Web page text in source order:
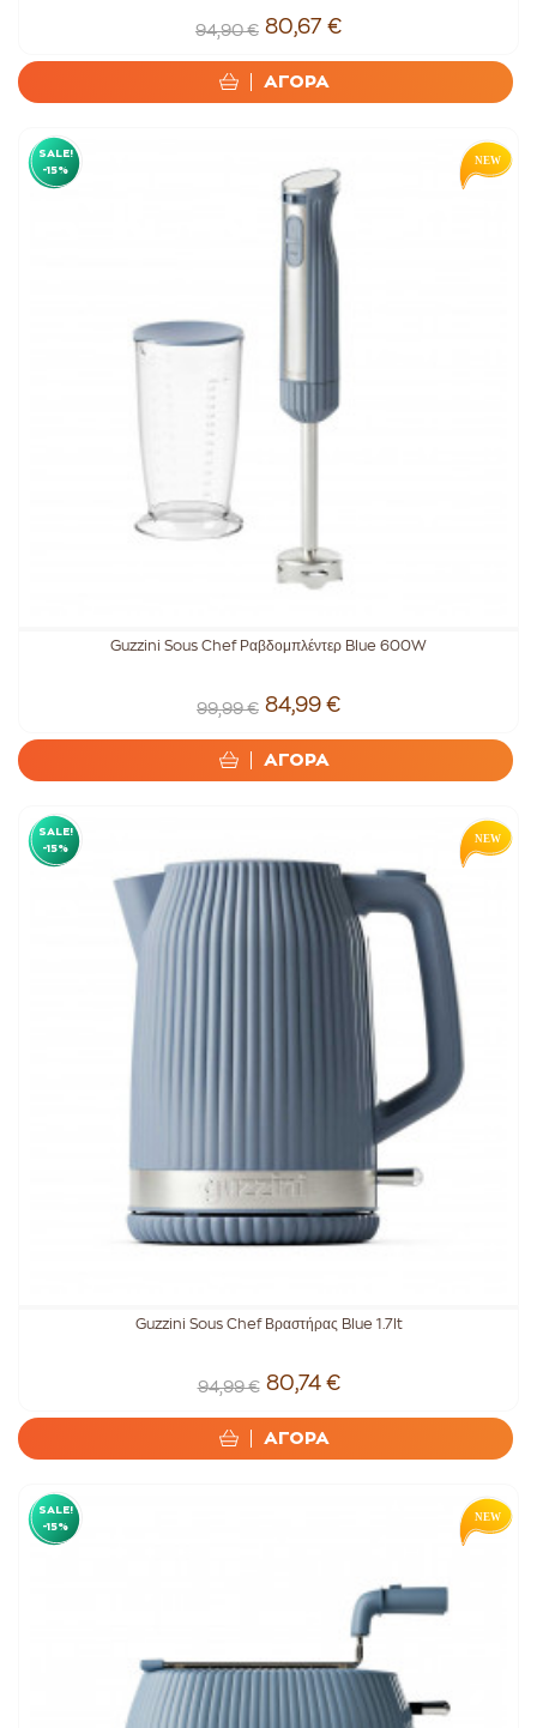
94,90 € 80,67 €
ΑΓΟΡΑ
SALE!
-15%
Guzzini Sous Chef Ραβδομπλέντερ Blue 600W
99,99 € 84,99 €
ΑΓΟΡΑ
SALE!
-15%
Guzzini Sous Chef Βραστήρας Blue 1.7lt
94,99 € 80,74 €
ΑΓΟΡΑ
SALE!
-15%